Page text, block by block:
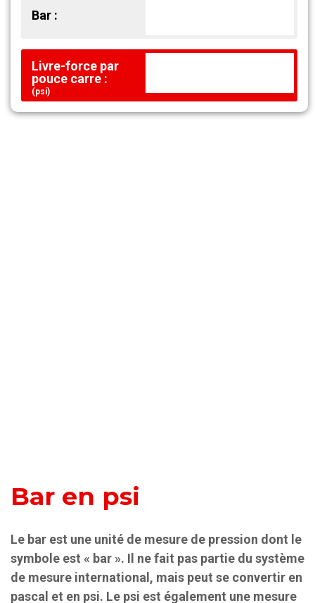
Bar :
Livre-force par
pouce carre :
(psi)
Bar en psi
Le bar est une unité de mesure de pression dont le
symbole est « bar ». Il ne fait pas partie du système
de mesure international, mais peut se convertir en
pascal et en psi. Le psi est également une mesure